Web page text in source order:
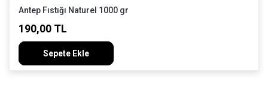
Antep Fıstığı Naturel 1000 gr
190,00 TL
Sepete Ekle